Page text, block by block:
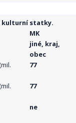
kulturní statky.
MK
jiné, kraj,
obec
77
77
ne